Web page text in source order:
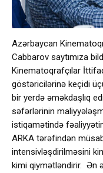
Azərbaycan
Cabbarov saytımıza
Kinematoqrafçılar
göstəricilərinə keçidi
bir yerdə əməkdaşlıq
səfərlərinin
istiqamətində
ARKA tərəfindən
intensivləşdirilməsini
kimi qiymətləndirir. Ən